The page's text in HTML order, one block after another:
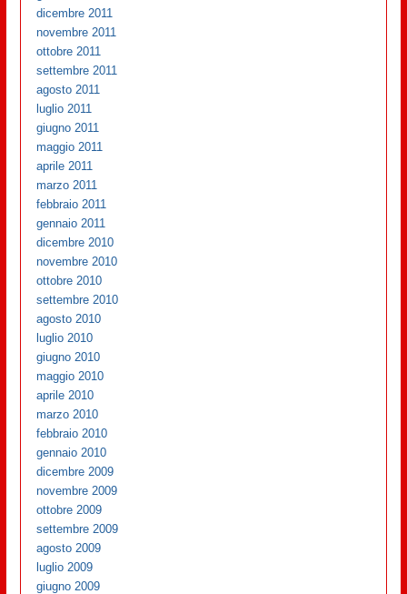
dicembre 2011
novembre 2011
ottobre 2011
settembre 2011
agosto 2011
luglio 2011
giugno 2011
maggio 2011
aprile 2011
marzo 2011
febbraio 2011
gennaio 2011
dicembre 2010
novembre 2010
ottobre 2010
settembre 2010
agosto 2010
luglio 2010
giugno 2010
maggio 2010
aprile 2010
marzo 2010
febbraio 2010
gennaio 2010
dicembre 2009
novembre 2009
ottobre 2009
settembre 2009
agosto 2009
luglio 2009
giugno 2009